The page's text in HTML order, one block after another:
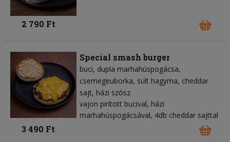
2 790 Ft
Special smash burger
buci dupla marhahúspogácsa
csemegeuborka sült hagyma cheddar
sajt házi szósz
vajon pirított bucival, házi
marhahúspogácsával, 4db cheddar sajttal
3 490 Ft